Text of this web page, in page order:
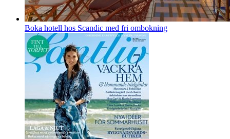
Boka hotell hos Scandic med fri ombokning